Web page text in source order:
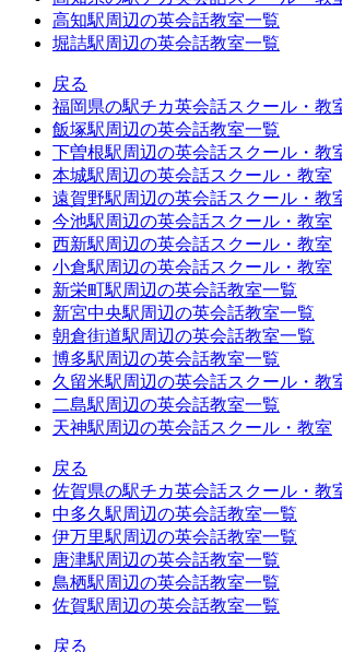
高知駅周辺の英会話教室一覧
堀詰駅周辺の英会話教室一覧
戻る
福岡県の駅チカ英会話スクール・教
飯塚駅周辺の英会話教室一覧
下曽根駅周辺の英会話スクール・教
本城駅周辺の英会話スクール・教室
遠賀野駅周辺の英会話スクール・教
今池駅周辺の英会話スクール・教室
西新駅周辺の英会話スクール・教室
小倉駅周辺の英会話スクール・教室
新栄町駅周辺の英会話教室一覧
新宮中央駅周辺の英会話教室一覧
朝倉街道駅周辺の英会話教室一覧
博多駅周辺の英会話教室一覧
久留米駅周辺の英会話スクール・教
二島駅周辺の英会話教室一覧
天神駅周辺の英会話スクール・教室
戻る
佐賀県の駅チカ英会話スクール・教
中多久駅周辺の英会話教室一覧
伊万里駅周辺の英会話教室一覧
唐津駅周辺の英会話教室一覧
鳥栖駅周辺の英会話教室一覧
佐賀駅周辺の英会話教室一覧
戻る